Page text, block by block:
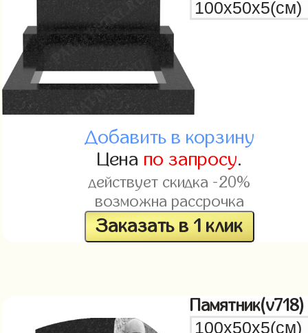
Добавить в корзину
Цена по запросу.
действует скидка -20%
возможна рассрочка
Заказать в 1 клик
Памятник(v718)